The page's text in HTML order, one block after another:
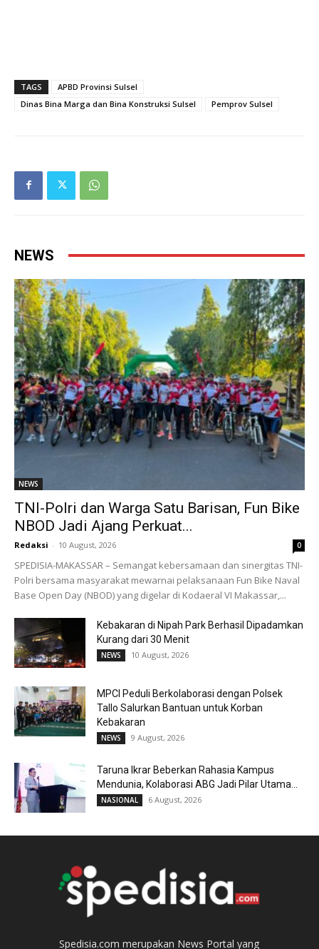
TAGS
APBD Provinsi Sulsel
Dinas Bina Marga dan Bina Konstruksi Sulsel
Pemprov Sulsel
NEWS
NEWS
TNI-Polri dan Warga Satu Barisan, Fun Bike
NBOD Jadi Ajang Perkuat...
Redaksi - 10 August, 2026 0
SPEDISIA-MAKASSAR – Semangat kebersamaan dan sinergitas TNI-
Polri bersama masyarakat mewarnai pelaksanaan Fun Bike Naval
Base Open Day (NBOD) yang digelar di Kodaeral VI Makassar,...
Kebakaran di Nipah Park Berhasil Dipadamkan
Kurang dari 30 Menit
NEWS 10 August, 2026
MPCI Peduli Berkolaborasi dengan Polsek
Tallo Salurkan Bantuan untuk Korban
Kebakaran
NEWS 9 August, 2026
Taruna Ikrar Beberkan Rahasia Kampus
Mendunia, Kolaborasi ABG Jadi Pilar Utama...
NASIONAL 6 August, 2026
Spedisia.com merupakan News Portal yang